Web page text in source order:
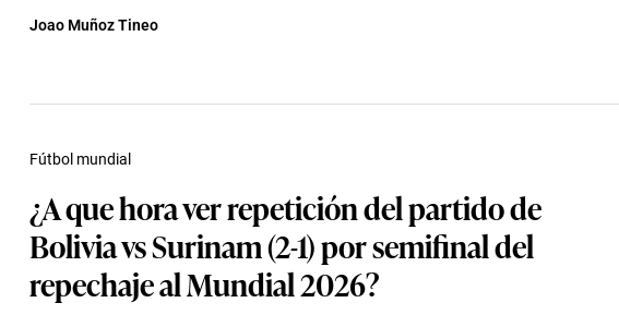
Joao Muñoz Tineo
¿A que hora ver repetición del partido de
Bolivia vs Surinam (2-1) por semifinal del
repechaje al Mundial 2026?
Fútbol mundial